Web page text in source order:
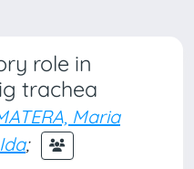
role in
trachea
Maria
;